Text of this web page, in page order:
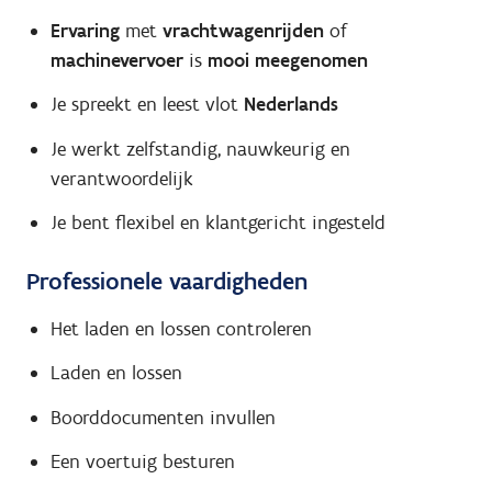
Ervaring met vrachtwagenrijden of
machinevervoer is mooi meegenomen
Je spreekt en leest vlot Nederlands
Je werkt zelfstandig, nauwkeurig en
verantwoordelijk
Je bent flexibel en klantgericht ingesteld
Professionele vaardigheden
Het laden en lossen controleren
Laden en lossen
Boorddocumenten invullen
Een voertuig besturen